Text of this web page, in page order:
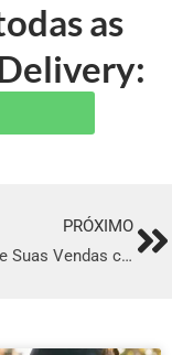
as
PRÓXIMO
Impulsione Suas Vendas com o Melhor Sistema de Delivery em Belford Roxo